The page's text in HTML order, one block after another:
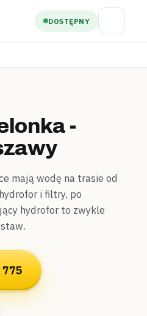
DOSTĘPNY
-
mają wodę na trasie od
i filtry, po
hydrofor to zwykle
775